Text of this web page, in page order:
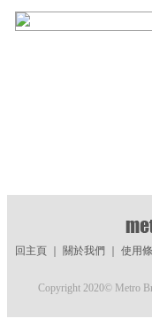
回主頁｜ 關於我們 使用
Copyright 2020© Metro